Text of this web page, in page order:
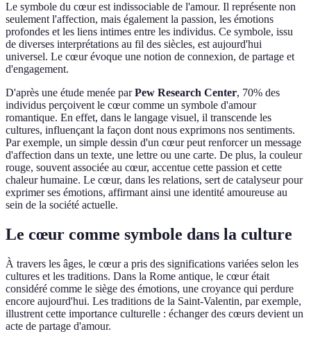
Le symbole du cœur est indissociable de l'amour. Il représente non
seulement l'affection, mais également la passion, les émotions
profondes et les liens intimes entre les individus. Ce symbole, issu
de diverses interprétations au fil des siècles, est aujourd'hui
universel. Le cœur évoque une notion de connexion, de partage et
d'engagement.
D'après une étude menée parPew Research Center, 70% des
individus perçoivent le cœur comme un symbole d'amour
romantique. En effet, dans le langage visuel, il transcende les
cultures, influençant la façon dont nous exprimons nos sentiments.
Par exemple, un simple dessin d'un cœur peut renforcer un message
d'affection dans un texte, une lettre ou une carte. De plus, la couleur
rouge, souvent associée au cœur, accentue cette passion et cette
chaleur humaine. Le cœur, dans les relations, sert de catalyseur pour
exprimer ses émotions, affirmant ainsi une identité amoureuse au
sein de la société actuelle.
Le cœur comme symbole dans la culture
À travers les âges, le cœur a pris des significations variées selon les
cultures et les traditions. Dans la Rome antique, le cœur était
considéré comme le siège des émotions, une croyance qui perdure
encore aujourd'hui. Les traditions de la Saint-Valentin, par exemple,
illustrent cette importance culturelle : échanger des cœurs devient un
acte de partage d'amour.